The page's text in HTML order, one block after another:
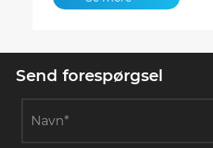
Send forespørgsel